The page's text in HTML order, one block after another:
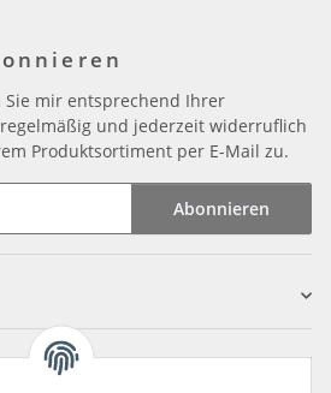
Sie mir entsprechend Ihrer
regelmäßig und jederzeit widerruflich
Produktsortiment per E-Mail zu.
Abonnieren